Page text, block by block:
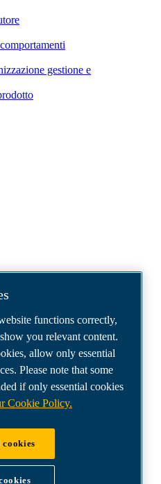
gestione e
S.r.l. Società a
| Sede operativa: Via
functions correctly,
you relevant content.
allow only essential
Please note that some
if only essential cookies
Cookie Policy.